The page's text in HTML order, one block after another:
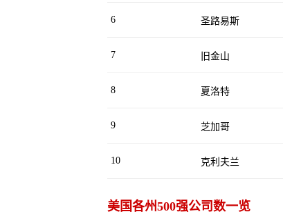
6 圣路易斯
7 旧金山
8 夏洛特
9 芝加哥
10 克利夫兰
美国各州500强公司数一览